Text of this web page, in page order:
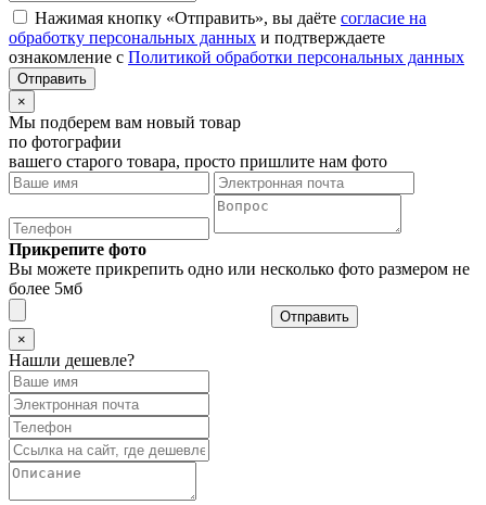
Нажимая кнопку «Отправить», вы даёте согласие на
обработку персональных данных и подтверждаете
ознакомление с Политикой обработки персональных данных
×
Мы подберем вам новый товар
по фотографии
вашего старого товара, просто пришлите нам фото
Прикрепите фото
Вы можете прикрепить одно или несколько фото размером не
более 5мб
Отправить
×
Нашли дешевле?